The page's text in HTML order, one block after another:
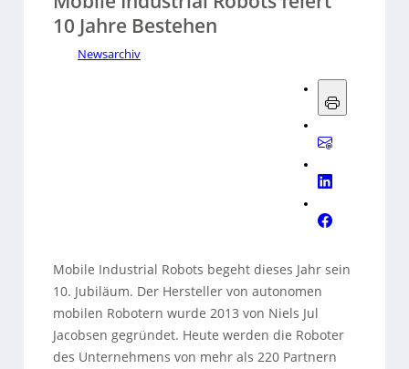
10 Jahre Bestehen
Newsarchiv
Mobile Industrial Robots begeht dieses Jahr sein
10. Jubiläum. Der Hersteller von autonomen
mobilen Robotern wurde 2013 von Niels Jul
Jacobsen gegründet. Heute werden die Roboter
des Unternehmens von mehr als 220 Partnern